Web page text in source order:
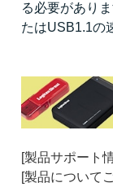
る必要があり
たはUSB1.1の
[製品サポート
[製品について